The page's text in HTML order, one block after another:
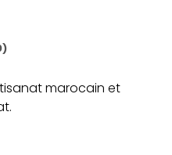
marocain et